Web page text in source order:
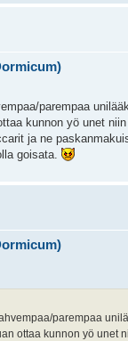
parempaa
kunnon yö unet
ja ne
goisata.
parempaa
ottaa kunnon yö unet